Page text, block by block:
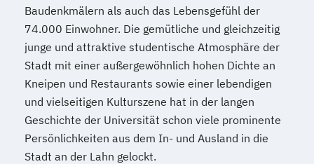
Baudenkmälern als auch das Lebensgefühl der
74.000 Einwohner. Die gemütliche und gleichzeitig
junge und attraktive studentische Atmosphäre der
Stadt mit einer außergewöhnlich hohen Dichte an
Kneipen und Restaurants sowie einer lebendigen
und vielseitigen Kulturszene hat in der langen
Geschichte der Universität schon viele prominente
Persönlichkeiten aus dem In- und Ausland in die
Stadt an der Lahn gelockt.